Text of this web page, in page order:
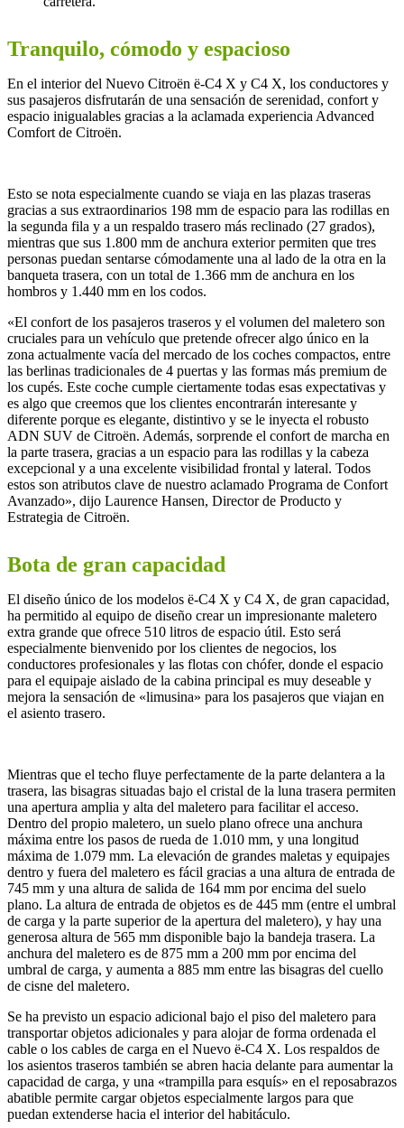
Tranquilo, cómodo y espacioso
En el interior del Nuevo Citroën ë-C4 X y C4 X, los conductores y
sus pasajeros disfrutarán de una sensación de serenidad, confort y
espacio inigualables gracias a la aclamada experiencia Advanced
Comfort de Citroën.
Esto se nota especialmente cuando se viaja en las plazas traseras
gracias a sus extraordinarios 198 mm de espacio para las rodillas en
la segunda fila y a un respaldo trasero más reclinado (27 grados),
mientras que sus 1.800 mm de anchura exterior permiten que tres
personas puedan sentarse cómodamente una al lado de la otra en la
banqueta trasera, con un total de 1.366 mm de anchura en los
hombros y 1.440 mm en los codos.
«El confort de los pasajeros traseros y el volumen del maletero son
cruciales para un vehículo que pretende ofrecer algo único en la
zona actualmente vacía del mercado de los coches compactos, entre
las berlinas tradicionales de 4 puertas y las formas más premium de
los cupés. Este coche cumple ciertamente todas esas expectativas y
es algo que creemos que los clientes encontrarán interesante y
diferente porque es elegante, distintivo y se le inyecta el robusto
ADN SUV de Citroën. Además, sorprende el confort de marcha en
la parte trasera, gracias a un espacio para las rodillas y la cabeza
excepcional y a una excelente visibilidad frontal y lateral. Todos
estos son atributos clave de nuestro aclamado Programa de Confort
Avanzado», dijo Laurence Hansen, Director de Producto y
Estrategia de Citroën.
Bota de gran capacidad
El diseño único de los modelos ë-C4 X y C4 X, de gran capacidad,
ha permitido al equipo de diseño crear un impresionante maletero
extra grande que ofrece 510 litros de espacio útil. Esto será
especialmente bienvenido por los clientes de negocios, los
conductores profesionales y las flotas con chófer, donde el espacio
para el equipaje aislado de la cabina principal es muy deseable y
mejora la sensación de «limusina» para los pasajeros que viajan en
el asiento trasero.
Mientras que el techo fluye perfectamente de la parte delantera a la
trasera, las bisagras situadas bajo el cristal de la luna trasera permiten
una apertura amplia y alta del maletero para facilitar el acceso.
Dentro del propio maletero, un suelo plano ofrece una anchura
máxima entre los pasos de rueda de 1.010 mm, y una longitud
máxima de 1.079 mm. La elevación de grandes maletas y equipajes
dentro y fuera del maletero es fácil gracias a una altura de entrada de
745 mm y una altura de salida de 164 mm por encima del suelo
plano. La altura de entrada de objetos es de 445 mm (entre el umbral
de carga y la parte superior de la apertura del maletero), y hay una
generosa altura de 565 mm disponible bajo la bandeja trasera. La
anchura del maletero es de 875 mm a 200 mm por encima del
umbral de carga, y aumenta a 885 mm entre las bisagras del cuello
de cisne del maletero.
Se ha previsto un espacio adicional bajo el piso del maletero para
transportar objetos adicionales y para alojar de forma ordenada el
cable o los cables de carga en el Nuevo ë-C4 X. Los respaldos de
los asientos traseros también se abren hacia delante para aumentar la
capacidad de carga, y una «trampilla para esquís» en el reposabrazos
abatible permite cargar objetos especialmente largos para que
puedan extenderse hacia el interior del habitáculo.